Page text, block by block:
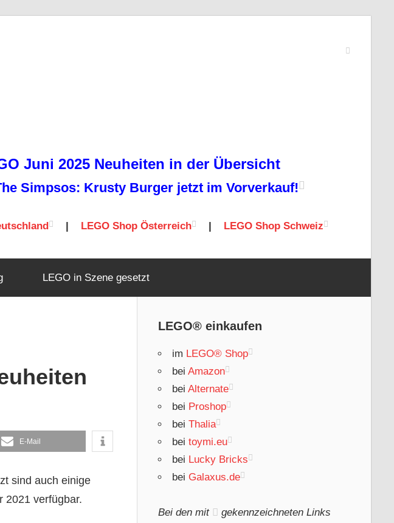
Juni 2025 Neuheiten in der Übersicht
Simpsos: Krusty Burger jetzt im Vorverkauf!
LEGO Shop Österreich LEGO Shop Schweiz
LEGO in Szene gesetzt
E-Mail
sind auch einige
2021 verfügbar.
LEGO® einkaufen
im LEGO® Shop
bei Amazon
bei Alternate
bei Proshop
bei Thalia
bei toymi.eu
bei Lucky Bricks
bei Galaxus.de
Bei den mit
gekennzeichneten Links